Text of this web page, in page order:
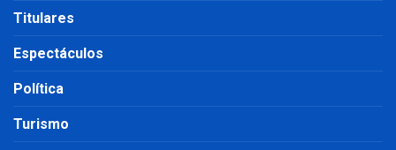
Titulares
Espectáculos
Política
Turismo